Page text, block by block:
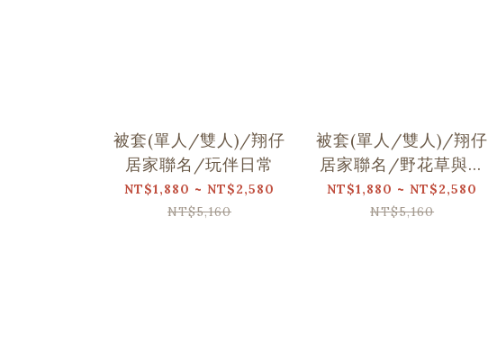
被套(單人/雙人)/翔仔
居家聯名/玩伴日常
NT$1,880 ~ NT$2,580
NT$5,160
被套(單人/雙人)/翔仔
居家聯名/野花草與蝴
蝶
NT$1,880 ~ NT$2,580
NT$5,160